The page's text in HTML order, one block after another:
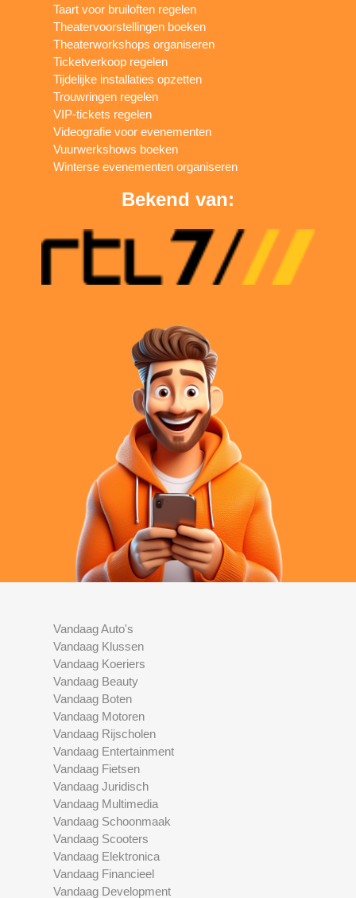
Taart voor bruiloften regelen
Theatervoorstellingen boeken
Theaterworkshops organiseren
Ticketverkoop regelen
Tijdelijke installaties opzetten
Trouwringen regelen
VIP-tickets regelen
Videografie voor evenementen
Vuurwerkshows boeken
Winterse evenementen organiseren
Bekend van:
Vandaag Auto's
Vandaag Klussen
Vandaag Koeriers
Vandaag Beauty
Vandaag Boten
Vandaag Motoren
Vandaag Rijscholen
Vandaag Entertainment
Vandaag Fietsen
Vandaag Juridisch
Vandaag Multimedia
Vandaag Schoonmaak
Vandaag Scooters
Vandaag Elektronica
Vandaag Financieel
Vandaag Development